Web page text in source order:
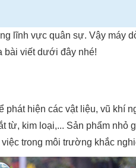
lĩnh vực quân sự. Vậy máy
bài viết dưới đây nhé!
phát hiện các vật liệu, vũ khí
từ, kim loại,... Sản phẩm nhỏ
trong môi trường khắc